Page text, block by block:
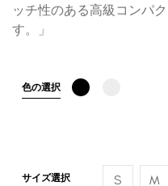
ッチ性のある高級コンパ
す。」
色の選択
サイズ選択 S M